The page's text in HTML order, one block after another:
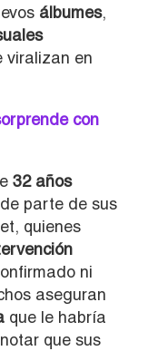
álbumes,
viralizan en
con
32 años
parte de sus
quienes
ni
aseguran
que le habría
que sus